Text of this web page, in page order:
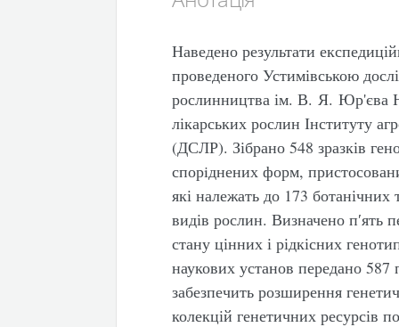
Наведено результати
проведеного Устимівською
рослинництва ім. В. Я. Юр'єва
лікарських рослин Інституту
(ДСЛР). Зібрано 548 зразків
спорiднених форм,
які належать до 173
видів рослин. Визначено п′ять
стану цінних і рідкісних
наукових установ передано 587
забезпечить розширення
колекцій генетичних ресурсів